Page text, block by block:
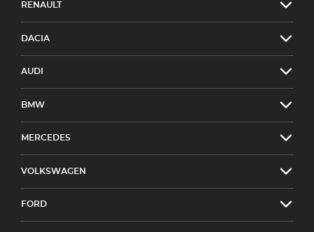
RENAULT
DACIA
AUDI
BMW
MERCEDES
VOLKSWAGEN
FORD